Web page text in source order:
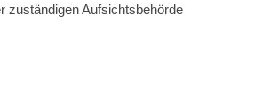
zuständigen Aufsichtsbehörde